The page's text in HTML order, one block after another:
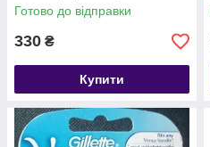
Готово до відправки
330 ₴
Купити